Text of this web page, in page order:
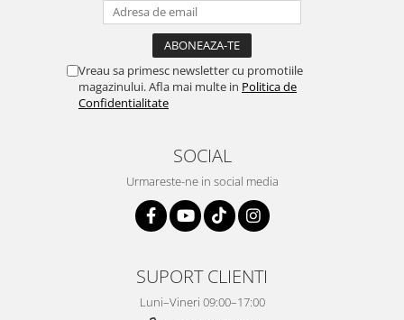
Vreau sa primesc newsletter cu promotiile
magazinului. Afla mai multe in Politica de
Confidentialitate
SOCIAL
Urmareste-ne in social media
SUPORT CLIENTI
Luni–Vineri 09:00–17:00